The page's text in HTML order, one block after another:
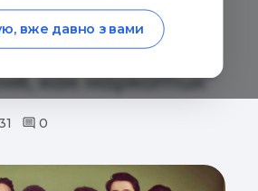
“Образование
как наркотик”
0
вже давно з вами